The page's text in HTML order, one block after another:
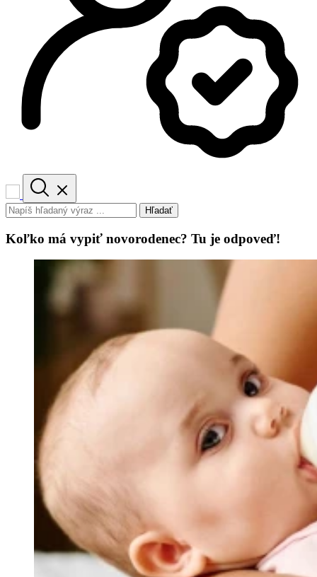
Hľadať
Koľko má vypiť novorodenec? Tu je odpoveď!